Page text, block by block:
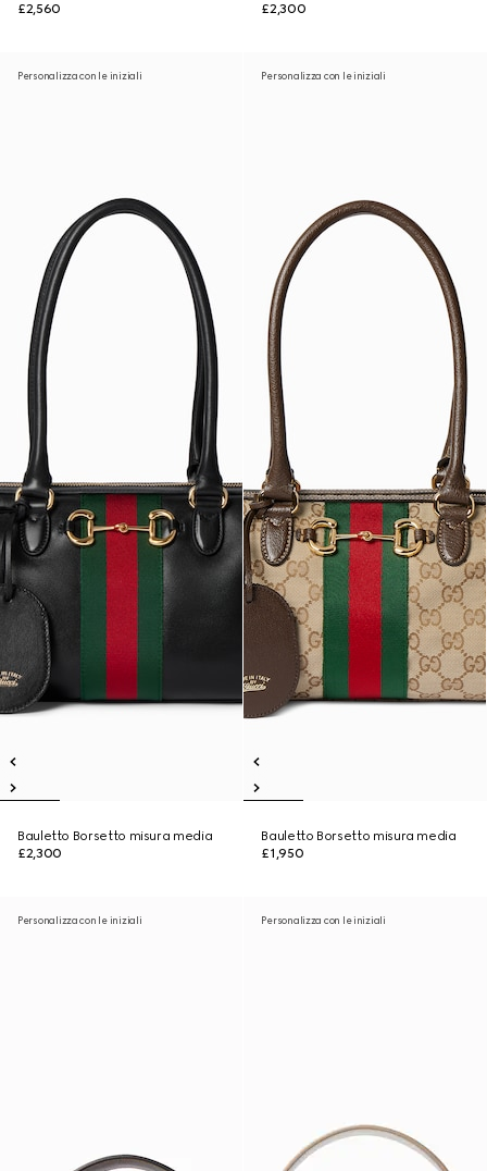
£2,560
£2,300
Personalizza con le iniziali
Bauletto Borsetto misura media
£2,300
Personalizza con le iniziali
Bauletto Borsetto misura media
£1,950
Personalizza con le iniziali Personalizza con le iniziali